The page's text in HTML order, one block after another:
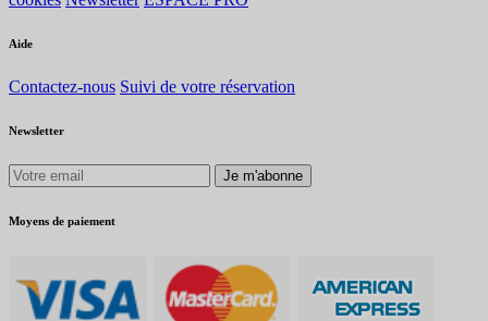
Aide
Contactez-nous Suivi de votre réservation
Newsletter
Je m'abonne
Moyens de paiement